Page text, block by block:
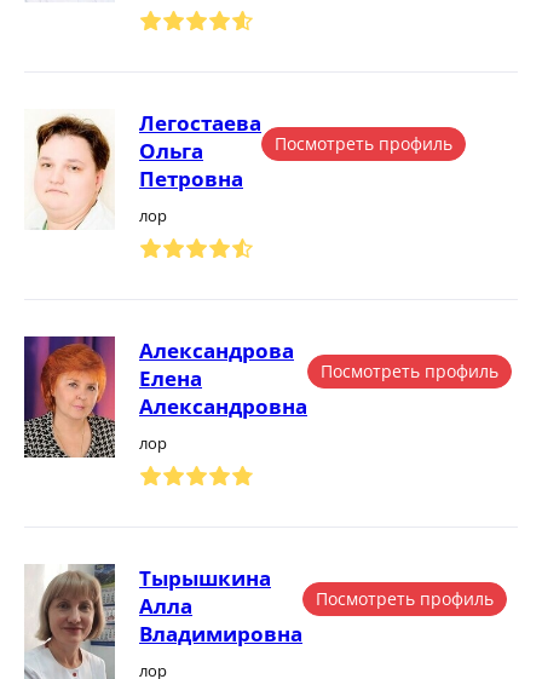
Легостаева
Ольга
Петровна
лор
Посмотреть профиль
Александрова
Елена
Александровна
лор
Посмотреть профиль
Тырышкина
Алла
Владимировна
лор
Посмотреть профиль